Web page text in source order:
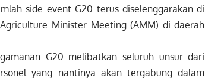
side event G20 terus diselenggarakan di
Minister Meeting (AMM) di daerah
G20 melibatkan seluruh unsur dari
yang nantinya akan tergabung dalam